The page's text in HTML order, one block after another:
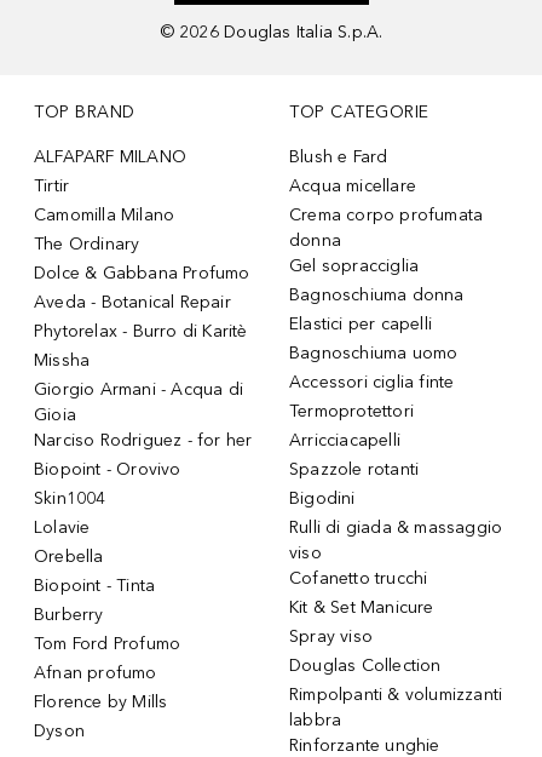
© 2026 Douglas Italia S.p.A.
TOP BRAND
ALFAPARF MILANO
Tirtir
Camomilla Milano
The Ordinary
Dolce & Gabbana Profumo
Aveda - Botanical Repair
Phytorelax - Burro di Karitè
Missha
Giorgio Armani - Acqua di
Gioia
Narciso Rodriguez - for her
Biopoint - Orovivo
Skin1004
Lolavie
Orebella
Biopoint - Tinta
Burberry
Tom Ford Profumo
Afnan profumo
Florence by Mills
Dyson
TOP CATEGORIE
Blush e Fard
Acqua micellare
Crema corpo profumata
donna
Gel sopracciglia
Bagnoschiuma donna
Elastici per capelli
Bagnoschiuma uomo
Accessori ciglia finte
Termoprotettori
Arricciacapelli
Spazzole rotanti
Bigodini
Rulli di giada & massaggio
viso
Cofanetto trucchi
Kit & Set Manicure
Spray viso
Douglas Collection
Rimpolpanti & volumizzanti
labbra
Rinforzante unghie